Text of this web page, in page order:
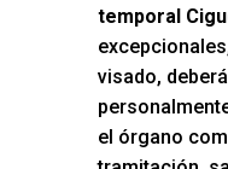
temporal
visado,
el órgano